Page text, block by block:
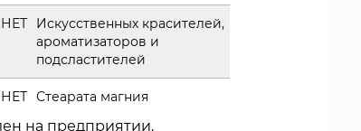
НЕТ
Искусственных красителей,
ароматизаторов и
подсластителей
НЕТ Стеарата магния
на предприятии,